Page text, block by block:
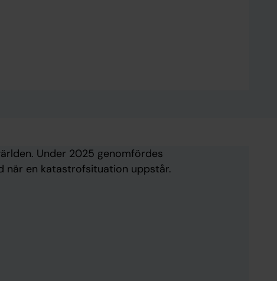
Under 2025 genomfördes
när en katastrofsituation uppstår.